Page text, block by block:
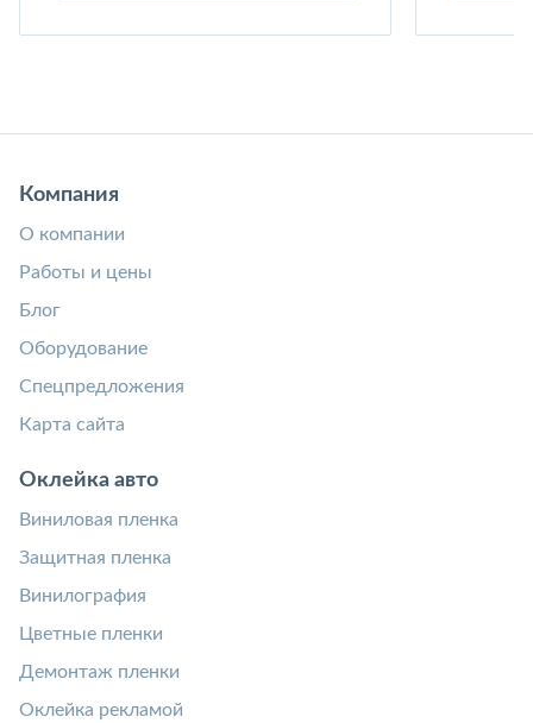
Компания
О компании
Работы и цены
Блог
Оборудование
Спецпредложения
Карта сайта
Оклейка авто
Виниловая пленка
Защитная пленка
Винилография
Цветные пленки
Демонтаж пленки
Оклейка рекламой